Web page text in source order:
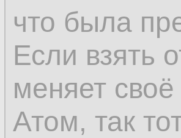
же самое
как оно
явления
что была
Если взять
меняет
Атом, так